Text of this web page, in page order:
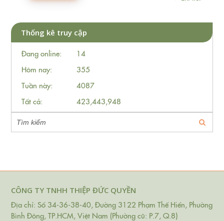
Thống kê truy cập
Đang online:
14
Hôm nay:
355
Tuần này:
4087
Tất cả:
423,443,948
CÔNG TY TNHH THIỆP ĐỨC QUYỀN
Địa chỉ: Số 34-36-38-40, Đường 3122 Phạm Thế Hiển, Phường
Bình Đông, TP.HCM, Việt Nam (Phường cũ: P.7, Q.8)